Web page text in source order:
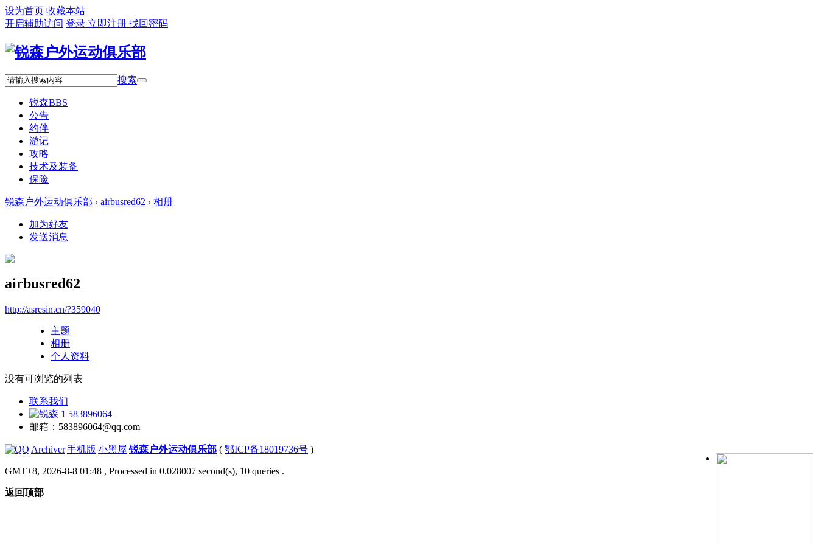
设为首页 收藏本站
开启辅助访问 登录 立即注册 找回密码
搜索
锐森BBS
公告
约伴
游记
攻略
技术及装备
保险
锐森户外运动俱乐部 › airbusred62 › 相册
加为好友
发送消息
airbusred62
http://asresin.cn/?359040
主题
相册
个人资料
没有可浏览的列表
联系我们
583896064
邮箱：583896064@qq.com
|Archiver|手机版|小黑屋|锐森户外运动俱乐部 ( 鄂ICP备18019736号 )
GMT+8, 2026-8-8 01:48 , Processed in 0.028007 second(s), 10 queries .
返回顶部